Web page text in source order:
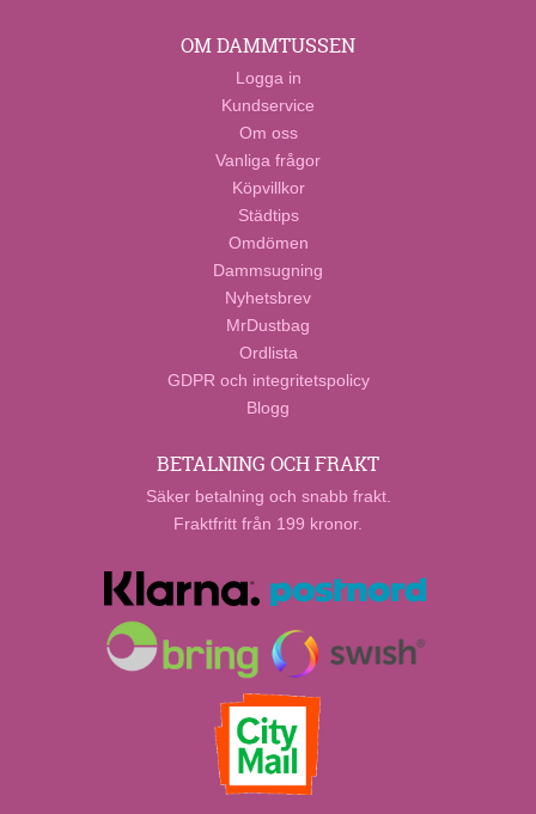
OM DAMMTUSSEN
Logga in
Kundservice
Om oss
Vanliga frågor
Köpvillkor
Städtips
Omdömen
Dammsugning
Nyhetsbrev
MrDustbag
Ordlista
GDPR och integritetspolicy
Blogg
BETALNING OCH FRAKT
Säker betalning och snabb frakt.
Fraktfritt från 199 kronor.